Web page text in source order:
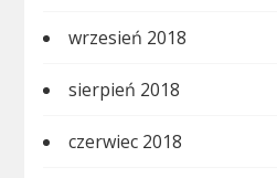
wrzesień 2018
sierpień 2018
czerwiec 2018